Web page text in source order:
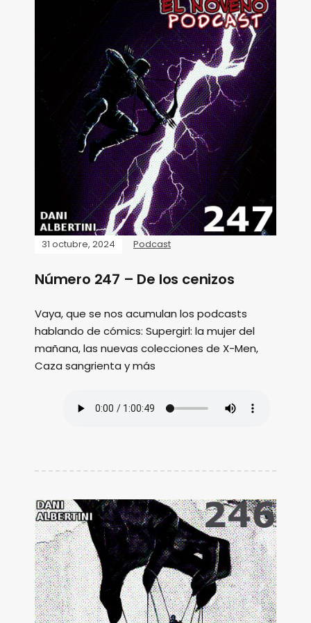
31 octubre, 2024 Podcast
Número 247 – De los cenizos
Vaya, que se nos acumulan los podcasts
hablando de cómics: Supergirl: la mujer del
mañana, las nuevas colecciones de X-Men,
Caza sangrienta y más